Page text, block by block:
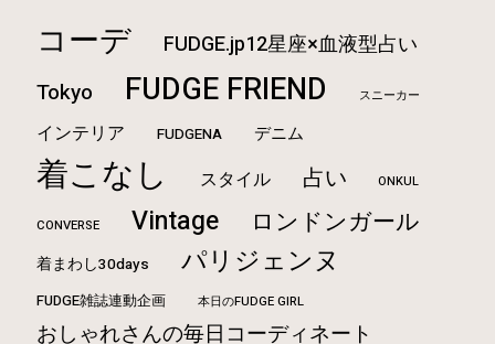
コーデ FUDGE.jp12星座×血液型占い
Tokyo FUDGE FRIEND スニーカー
インテリア FUDGENA デニム
着こなし スタイル 占い ONKUL
CONVERSE Vintage ロンドンガール
着まわし30days パリジェンヌ
FUDGE雑誌連動企画 本日のFUDGE GIRL
おしゃれさんの毎日コーディネート